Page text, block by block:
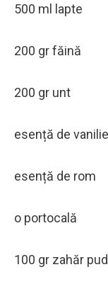
500 ml lapte
200 gr făină
200 gr unt
esență de vanilie
esență de rom
o portocală
100 gr zahăr